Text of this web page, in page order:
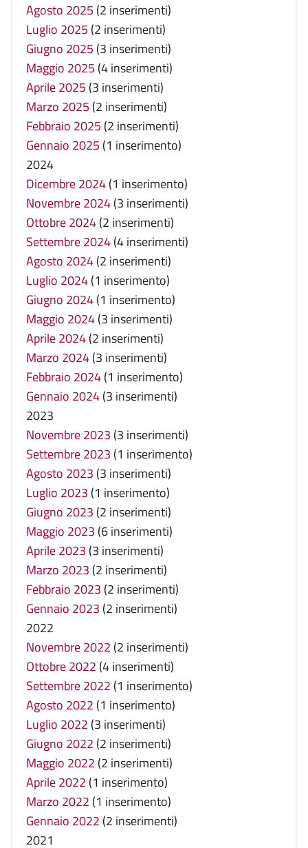
Agosto 2025 (2 inserimenti)
Luglio 2025 (2 inserimenti)
Giugno 2025 (3 inserimenti)
Maggio 2025 (4 inserimenti)
Aprile 2025 (3 inserimenti)
Marzo 2025 (2 inserimenti)
Febbraio 2025 (2 inserimenti)
Gennaio 2025 (1 inserimento)
2024
Dicembre 2024(1 inserimento)
Novembre 2024(3 inserimenti)
Ottobre 2024(2 inserimenti)
Settembre 2024(4 inserimenti)
Agosto 2024(2 inserimenti)
Luglio 2024(1 inserimento)
Giugno 2024(1 inserimento)
Maggio 2024(3 inserimenti)
Aprile 2024(2 inserimenti)
Marzo 2024(3 inserimenti)
Febbraio 2024(1 inserimento)
Gennaio 2024(3 inserimenti)
2023
Novembre 2023 (3 inserimenti)
Settembre 2023 (1 inserimento)
Agosto 2023 (3 inserimenti)
Luglio 2023 (1 inserimento)
Giugno 2023 (2 inserimenti)
Maggio 2023 (6 inserimenti)
Aprile 2023 (3 inserimenti)
Marzo 2023 (2 inserimenti)
Febbraio 2023 (2 inserimenti)
Gennaio 2023 (2 inserimenti)
2022
Novembre 2022 (2 inserimenti)
Ottobre 2022 (4 inserimenti)
Settembre 2022 (1 inserimento)
Agosto 2022 (1 inserimento)
Luglio 2022 (3 inserimenti)
Giugno 2022 (2 inserimenti)
Maggio 2022 (2 inserimenti)
Aprile 2022 (1 inserimento)
Marzo 2022 (1 inserimento)
Gennaio 2022 (2 inserimenti)
2021